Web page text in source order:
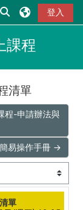
切換搜尋輸入框
登入
課程
清單
程-申請辦法與
易操作手冊 →
單